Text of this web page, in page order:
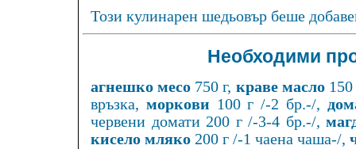
Този кулинарен шедьовър беше
Необходими
агнешко месо 750 г, краве масло150
връзка, моркови 100 г /-2 бр.-/,
червени домати 200 г /-3-4 бр.-/,
кисело мляко 200 г /-1 чаена чаша-/,